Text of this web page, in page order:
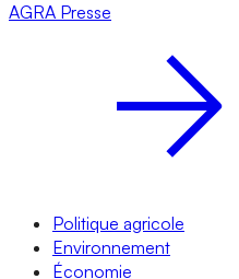
AGRA Presse
Politique agricole
Environnement
Économie